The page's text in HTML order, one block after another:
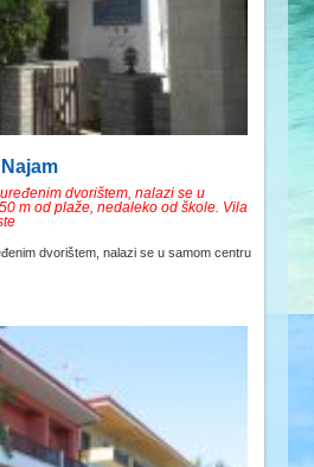
dvorištem, nalazi se u
m od plaže, nedaleko od škole. Vila
dvorištem, nalazi se u samom centru